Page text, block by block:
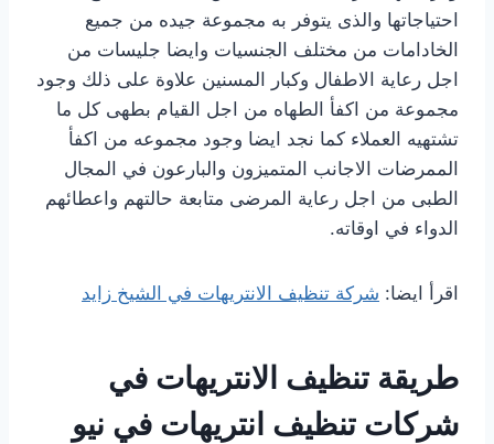
احتياجاتها والذى يتوفر به مجموعة جيده من جميع
الخادامات من مختلف الجنسيات وايضا جليسات من
اجل رعاية الاطفال وكبار المسنين علاوة على ذلك وجود
مجموعة من اكفأ الطهاه من اجل القيام بطهى كل ما
تشتهيه العملاء كما نجد ايضا وجود مجموعه من اكفأ
الممرضات الاجانب المتميزون والبارعون في المجال
الطبى من اجل رعاية المرضى متابعة حالتهم واعطائهم
الدواء في اوقاته.
اقرأ ايضا: شركة تنظيف الانتريهات في الشيخ زايد
طريقة تنظيف الانتريهات في
شركات تنظيف انتريهات في نيو